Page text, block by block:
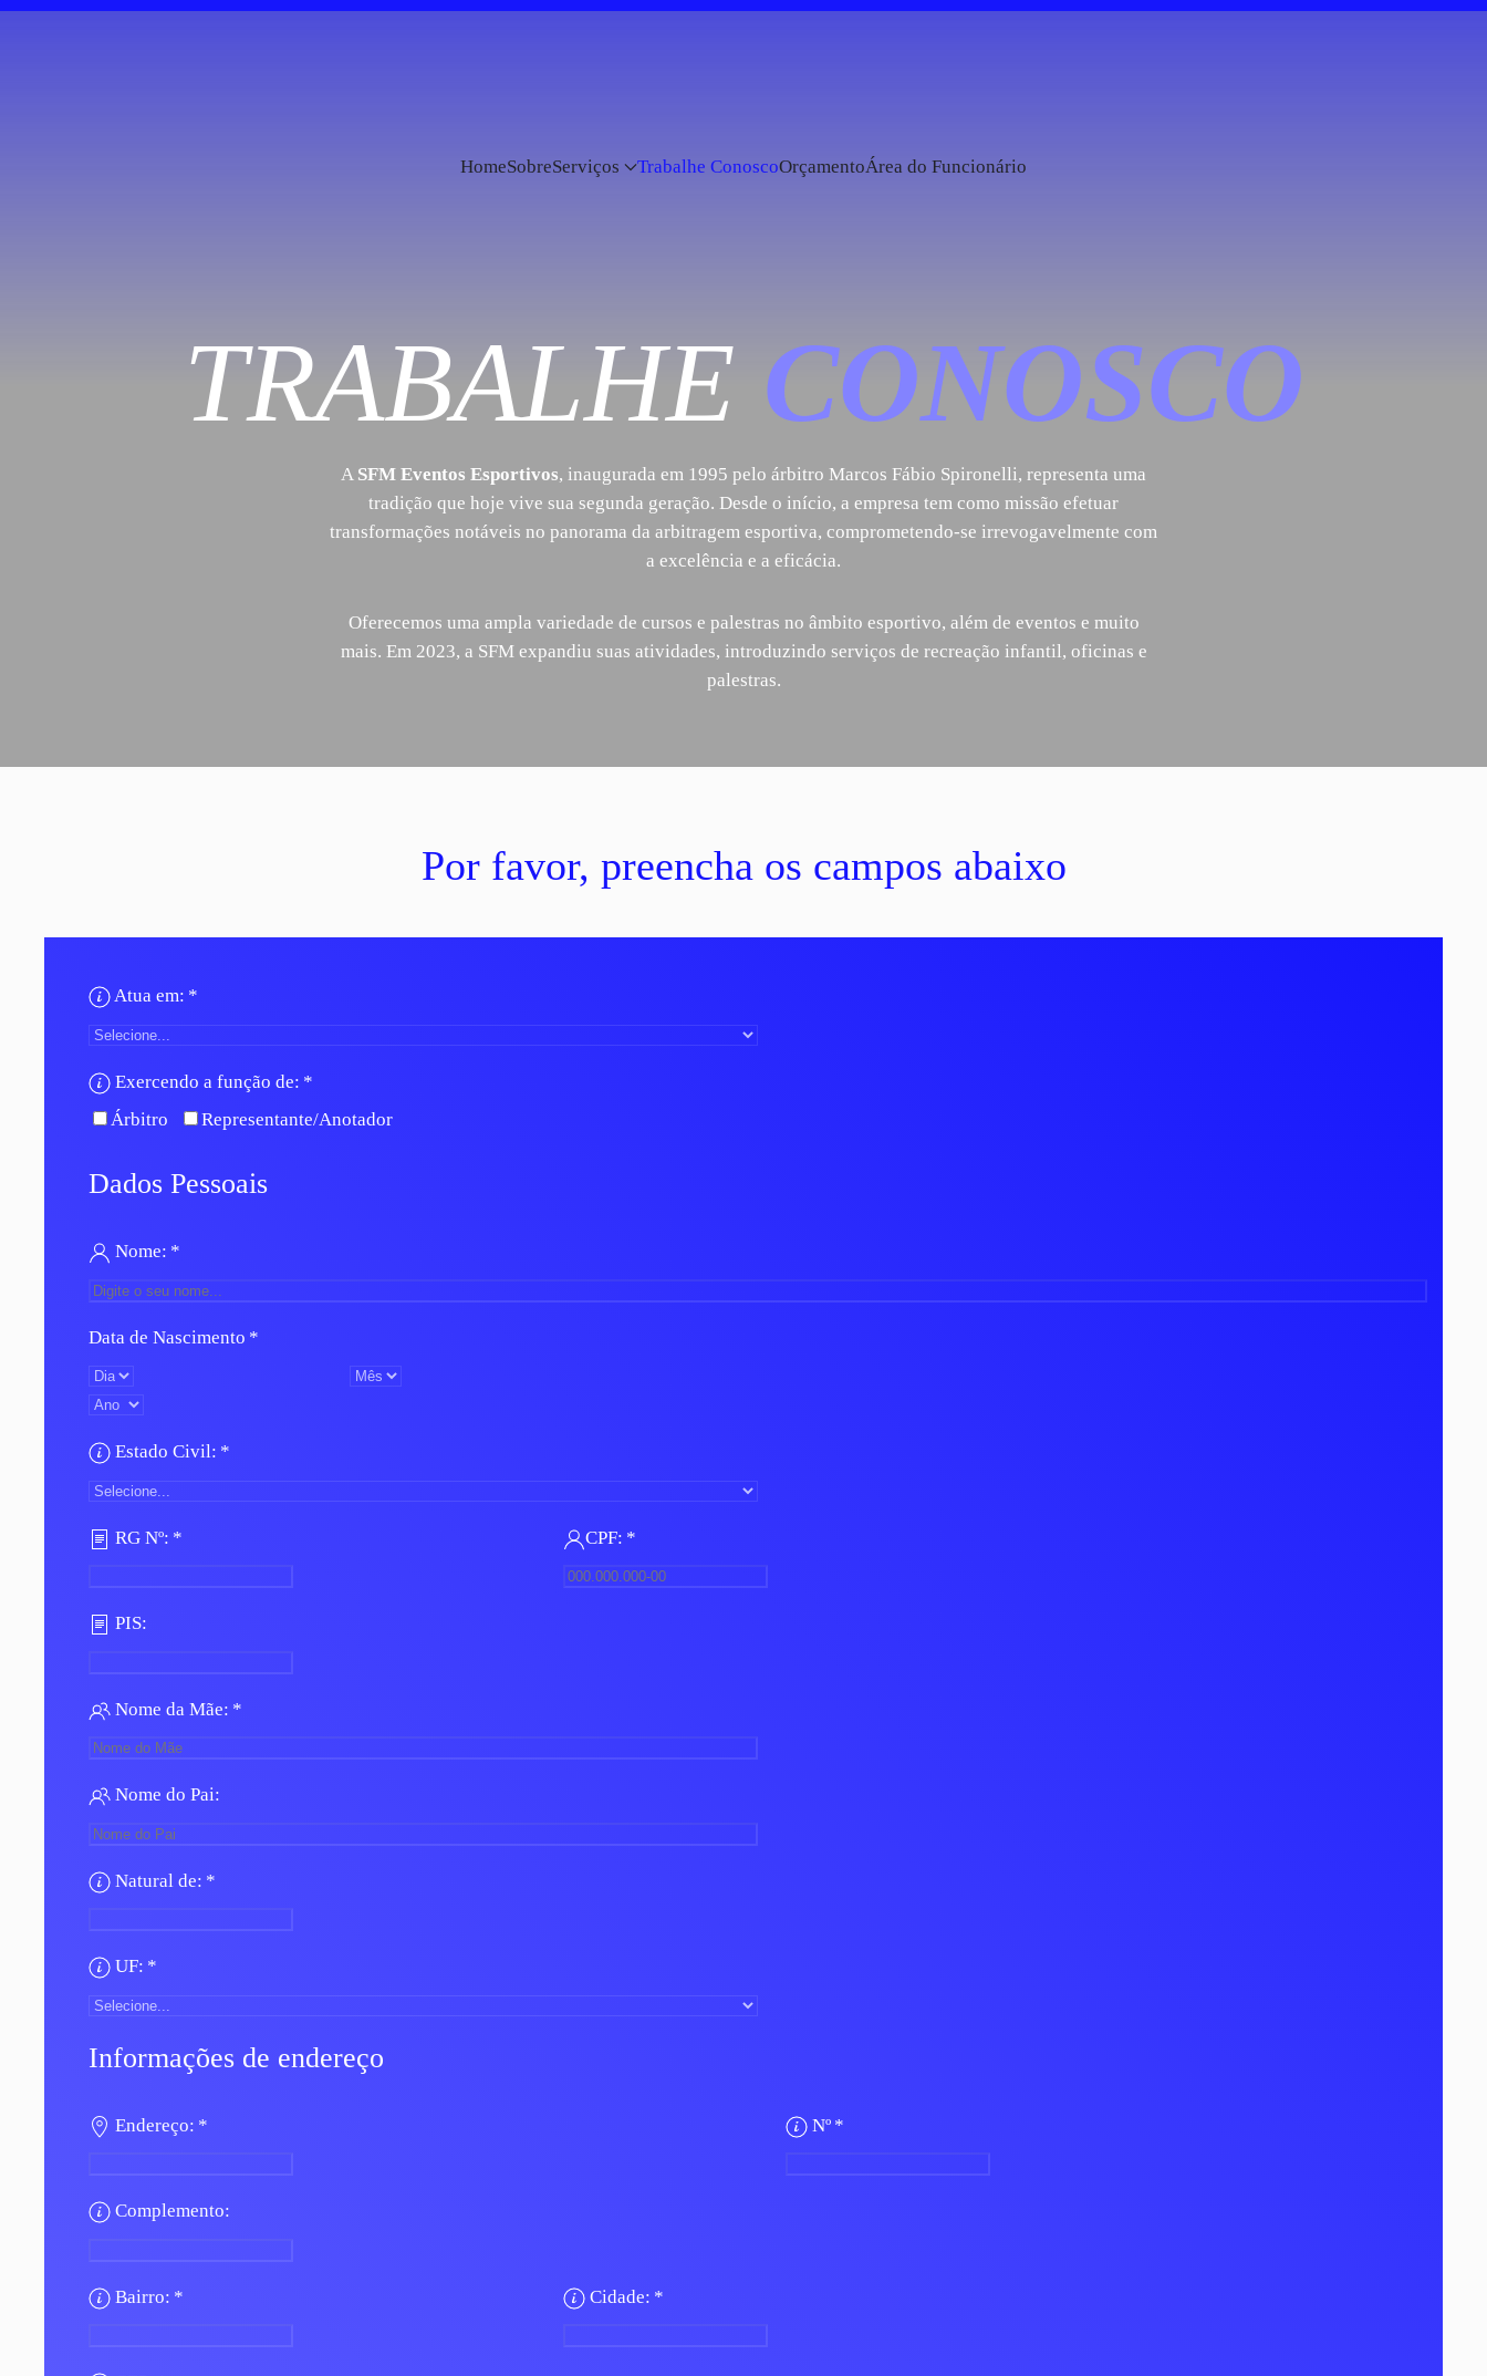
HomeSobreServiços Trabalhe ConoscoOrçamentoÁrea do Funcionário
TRABALHE CONOSCO
A SFM Eventos Esportivos, inaugurada em 1995 pelo árbitro Marcos Fábio Spironelli, representa uma
tradição que hoje vive sua segunda geração. Desde o início, a empresa tem como missão efetuar
transformações notáveis no panorama da arbitragem esportiva, comprometendo-se irrevogavelmente com
a excelência e a eficácia.
Oferecemos uma ampla variedade de cursos e palestras no âmbito esportivo, além de eventos e muito
mais. Em 2023, a SFM expandiu suas atividades, introduzindo serviços de recreação infantil, oficinas e
palestras.
Por favor, preencha os campos abaixo
Atua em: *
Exercendo a função de: *
Árbitro
Representante/Anotador
Dados Pessoais
Nome: *
Data de Nascimento *
Estado Civil: *
RG Nº: * CPF: *
PIS:
Nome da Mãe: *
Nome do Pai:
Natural de: *
UF: *
Informações de endereço
Endereço: * Nº *
Complemento:
Bairro: * Cidade: *